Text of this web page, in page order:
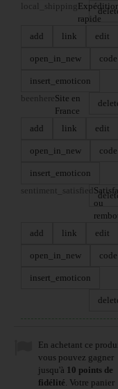
local_shipping
rapide
add
link edit
open_in_new code
insert_emoticon
beenhereSite en
France
add
link edit
open_in_new code
insert_emoticon
sentiment_satisfied
ou
add
link edit
open_in_new code
insert_emoticon
En achetant ce
vous pouvez gagner
jusqu'à 10 points de
fidélité. Votre panier